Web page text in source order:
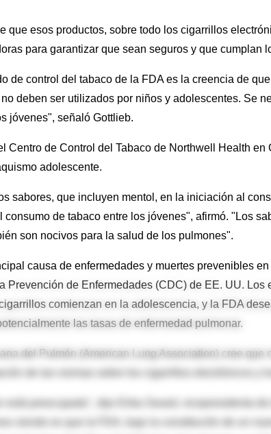
que esos productos, sobre todo los cigarrillos
para garantizar que sean seguros y que cumplan
de control del tabaco de la FDA es la creencia de
deben ser utilizados por niños y adolescentes. Se
jóvenes", señaló Gottlieb.
Centro de Control del Tabaco de Northwell Health en
adolescente.
sabores, que incluyen mentol, en la iniciación al
de tabaco entre los jóvenes", afirmó. "Los
son nocivos para la salud de los pulmones".
causa de enfermedades y muertes prevenibles
Prevención de Enfermedades (CDC) de EE. UU. Los
comienzan en la adolescencia, y la FDA
las tasas de enfermedad pulmonar.
del Pulmón (American Lung Association) cree que
de las normas sobre los cigarrillos electrónicos y
está preocupada", dijo Erika Sward, vicepresidenta de